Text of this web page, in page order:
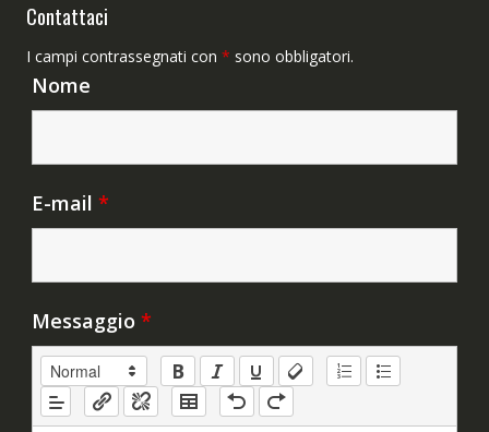
Contattaci
I campi contrassegnati con * sono obbligatori.
Nome
E-mail *
Messaggio *